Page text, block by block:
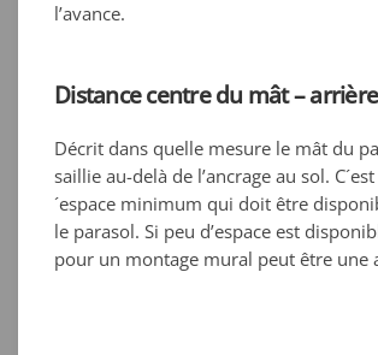
l’avance.
Distance centre du mât –
Décrit dans quelle mesure le mât du
saillie au-delà de l’ancrage au sol.
´espace minimum qui doit être
le parasol. Si peu d’espace est
pour un montage mural peut être une